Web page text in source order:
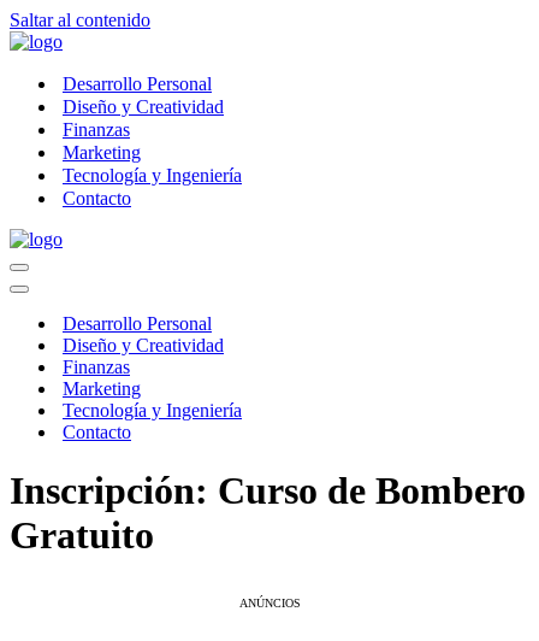
Saltar al contenido
Desarrollo Personal
Diseño y Creatividad
Finanzas
Marketing
Tecnología y Ingeniería
Contacto
Menú
de
Menú
navegaciónDesarrollo Personal
Diseño y Creatividad
Finanzas
Marketing
Tecnología y Ingeniería
Contacto
Inscripción: Curso de Bombero
Gratuito
ANÚNCIOS